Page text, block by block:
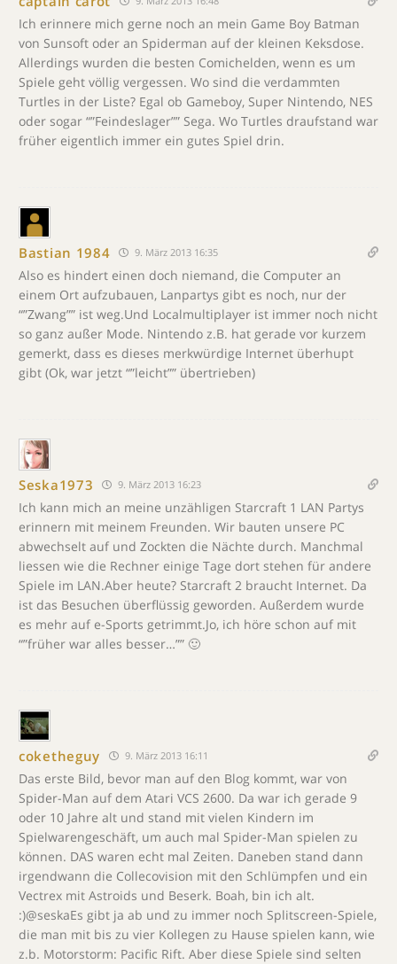
Ich erinnere mich gerne noch an mein Game Boy Batman
von Sunsoft oder an Spiderman auf der kleinen Keksdose.
Allerdings wurden die besten Comichelden, wenn es um
Spiele geht völlig vergessen. Wo sind die verdammten
Turtles in der Liste? Egal ob Gameboy, Super Nintendo, NES
oder sogar “”Feindeslager”” Sega. Wo Turtles draufstand war
früher eigentlich immer ein gutes Spiel drin.
Bastian 1984 9. März 2013 16:35
Also es hindert einen doch niemand, die Computer an
einem Ort aufzubauen, Lanpartys gibt es noch, nur der
“”Zwang”” ist weg.Und Localmultiplayer ist immer noch nicht
so ganz außer Mode. Nintendo z.B. hat gerade vor kurzem
gemerkt, dass es dieses merkwürdige Internet überhupt
gibt (Ok, war jetzt “”leicht”” übertrieben)
Seska1973 9. März 2013 16:23
Ich kann mich an meine unzähligen Starcraft 1 LAN Partys
erinnern mit meinem Freunden. Wir bauten unsere PC
abwechselt auf und Zockten die Nächte durch. Manchmal
liessen wie die Rechner einige Tage dort stehen für andere
Spiele im LAN.Aber heute? Starcraft 2 braucht Internet. Da
ist das Besuchen überflüssig geworden. Außerdem wurde
es mehr auf e-Sports getrimmt.Jo, ich höre schon auf mit
“”früher war alles besser…”” 🙂
coketheguy 9. März 2013 16:11
Das erste Bild, bevor man auf den Blog kommt, war von
Spider-Man auf dem Atari VCS 2600. Da war ich gerade 9
oder 10 Jahre alt und stand mit vielen Kindern im
Spielwarengeschäft, um auch mal Spider-Man spielen zu
können. DAS waren echt mal Zeiten. Daneben stand dann
irgendwann die Collecovision mit den Schlümpfen und ein
Vectrex mit Astroids und Beserk. Boah, bin ich alt.
:)@seskaEs gibt ja ab und zu immer noch Splitscreen-Spiele,
die man mit bis zu vier Kollegen zu Hause spielen kann, wie
z.b. Motorstorm: Pacific Rift. Aber diese Spiele sind selten